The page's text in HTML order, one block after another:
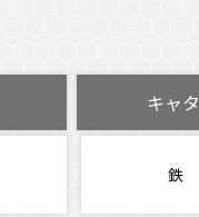
キャタ
鉄